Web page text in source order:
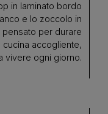
in laminato bordo
e lo zoccolo in
per durare
accogliente,
vivere ogni giorno.